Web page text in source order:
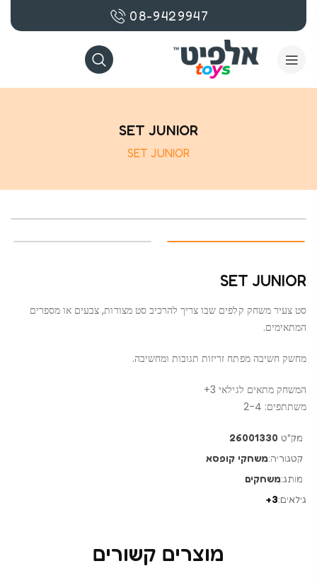
08-9429947
SET JUNIOR
SET JUNIOR
SET JUNIOR
סט צעיר משחק קלפים שבו צריך להרכיב סט מצורות, צבעים או מספרים
המתאימים.
מחשק חשיבה מפתח זריזות תגובות ומחשיבה.
המשחק מתאים לגילאי 3+
משתתפים: 2-4
מק"ט 26001330
קטגוריה:משחקי קופסא
מותג:משחקים
גילאים:3+
מוצרים קשורים